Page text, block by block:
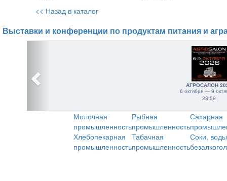
<< Назад в каталог
Выставки и конференции по продуктам питания и
АГРОСАЛОН
6 октября — 9
23:59
Молочная
промышленность
Рыбная
промышленность
Сахарная
Хлебопекарная
промышленность
Табачная
промышленность
Соки,